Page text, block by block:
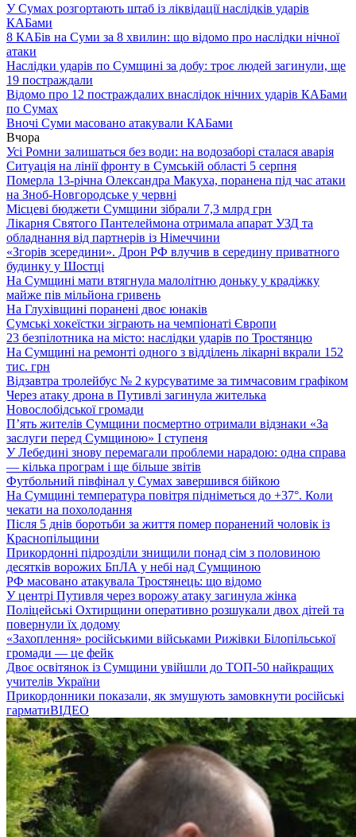
У Сумах розгортають штаб із ліквідації наслідків ударів
КАБами
8 КАБів на Суми за 8 хвилин: що відомо про наслідки нічної
атаки
Наслідки ударів по Сумщині за добу: троє людей загинули, ще
19 постраждали
Відомо про 12 постраждалих внаслідок нічних ударів КАБами
по Сумах
Вночі Суми масовано атакували КАБами
Вчора
Усі Ромни залишаться без води: на водозаборі сталася аварія
Ситуація на лінії фронту в Сумській області 5 серпня
Померла 13-річна Олександра Макуха, поранена під час атаки
на Зноб-Новгородське у червні
Місцеві бюджети Сумщини зібрали 7,3 млрд грн
Лікарня Святого Пантелеймона отримала апарат УЗД та
обладнання від партнерів із Німеччини
«Згорів зсередини». Дрон РФ влучив в середину приватного
будинку у Шостці
На Сумщині мати втягнула малолітню доньку у крадіжку
майже пів мільйона гривень
На Глухівщині поранені двоє юнаків
Сумські хокеїстки зіграють на чемпіонаті Європи
23 безпілотника на місто: наслідки ударів по Тростянцю
На Сумщині на ремонті одного з відділень лікарні вкрали 152
тис. грн
Відзавтра тролейбус № 2 курсуватиме за тимчасовим графіком
Через атаку дрона в Путивлі загинула жителька
Новослобідської громади
П’ять жителів Сумщини посмертно отримали відзнаки «За
заслуги перед Сумщиною» І ступеня
У Лебедині знову перемагали проблеми нарадою: одна справа
— кілька програм і ще більше звітів
Футбольний півфінал у Сумах завершився бійкою
На Сумщині температура повітря підніметься до +37°. Коли
чекати на похолодання
Після 5 днів боротьби за життя помер поранений чоловік із
Краснопільщини
Прикордонні підрозділи знищили понад сім з половиною
десятків ворожих БпЛА у небі над Сумщиною
РФ масовано атакувала Тростянець: що відомо
У центрі Путивля через ворожу атаку загинула жінка
Поліцейські Охтирщини оперативно розшукали двох дітей та
повернули їх додому
«Захоплення» російськими військами Рижівки Білопільської
громади — це фейк
Двоє освітянок із Сумщини увійшли до ТОП-50 найкращих
учителів України
Прикордонники показали, як змушують замовкнути російські
гарматиВІДЕО